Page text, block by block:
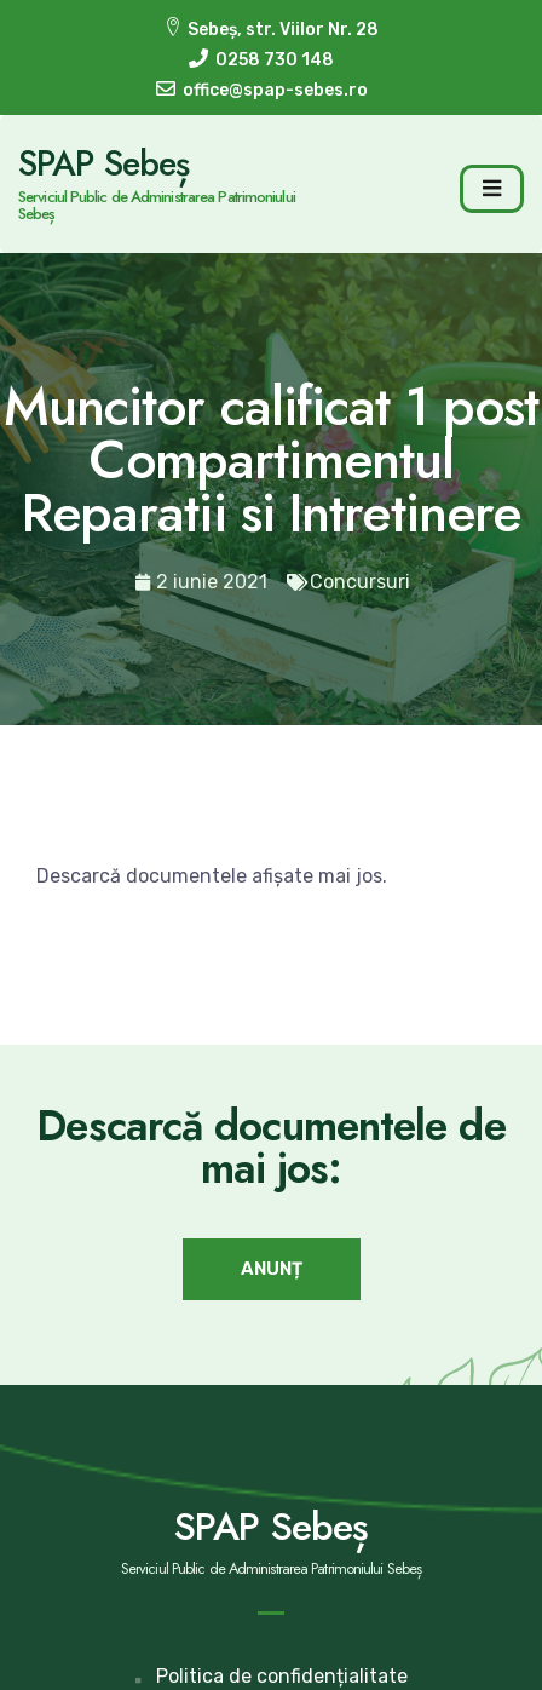
Sebeș, str. Viilor Nr. 28
0258 730 148
office@spap-sebes.ro
SPAP Sebeș
Serviciul Public de Administrarea Patrimoniului
Sebeș
Muncitor calificat 1 post
Compartimentul
Reparatii si Intretinere
2 iunie 2021 Concursuri
Descarcă documentele afișate mai jos.
Descarcă documentele de
mai jos:
ANUNȚ
SPAP Sebeș
Serviciul Public de Administrarea Patrimoniului Sebeș
Politica de confidențialitate